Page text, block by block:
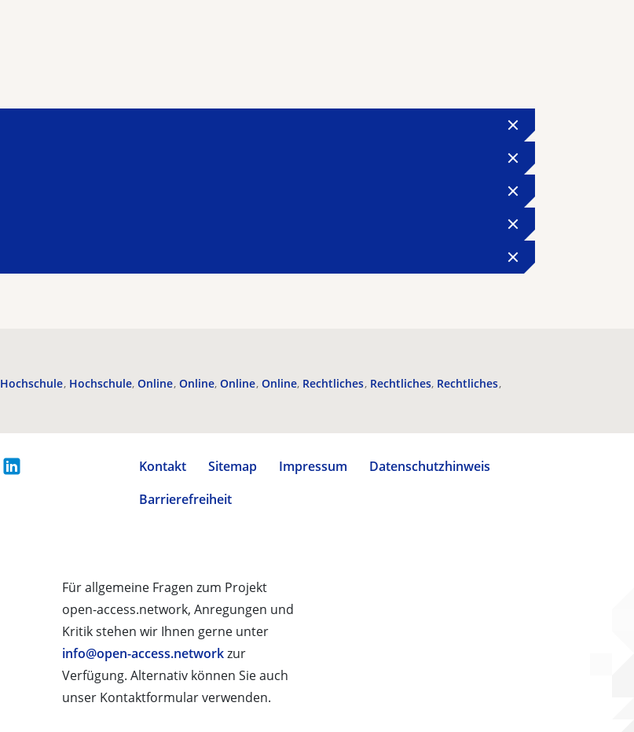
Hochschule Hochschule Online Online Online Online Rechtliches Rechtliches Rechtliches
Kontakt Sitemap Impressum
Datenschutzhinweis
Barrierefreiheit
Für allgemeine Fragen zum Projekt
open-access.network, Anregungen und
Kritik stehen wir Ihnen gerne unter
info@open-access.networkzur
Verfügung. Alternativ können Sie auch
unser Kontaktformular verwenden.